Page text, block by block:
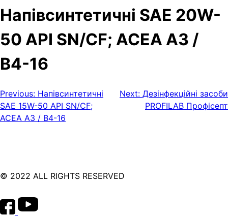
Напівсинтетичні SAE 20W-
50 API SN/CF; ACEA A3 /
B4-16
Post
navigation
Previous: Напівсинтетичні
SAE 15W-50 API SN/CF;
ACEA A3 / B4-16
Next: Дезінфекційні засоби
PROFILAB Профісепт
© 2022 ALL RIGHTS RESERVED